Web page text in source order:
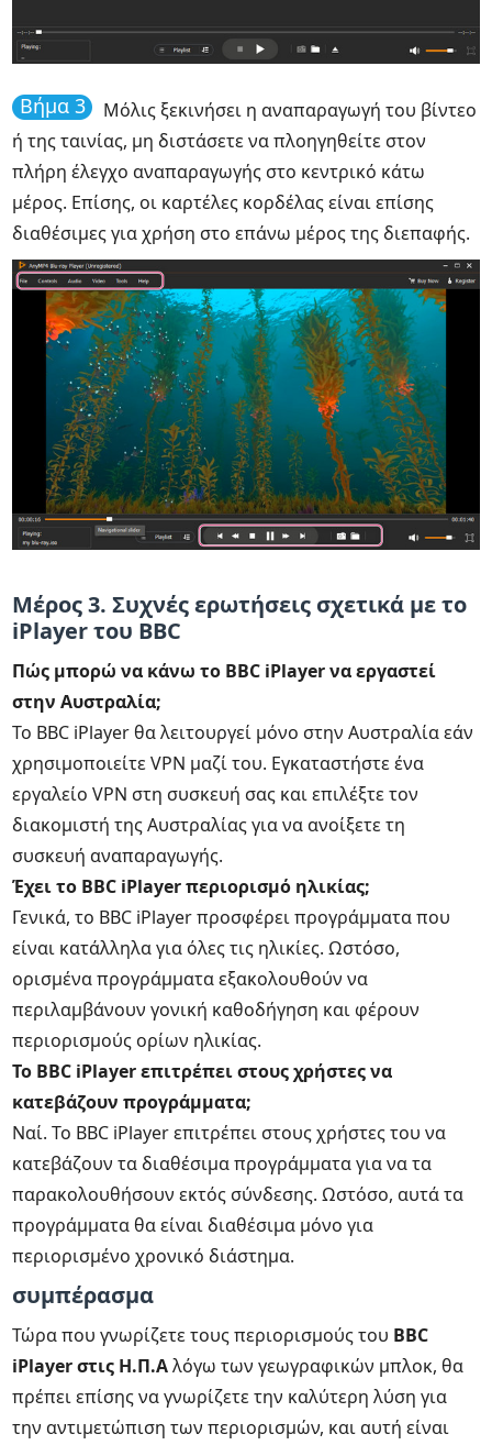
Βήμα 3
Μόλις ξεκινήσει η αναπαραγωγή του βίντεο
ή της ταινίας, μη διστάσετε να πλοηγηθείτε στον
πλήρη έλεγχο αναπαραγωγής στο κεντρικό κάτω
μέρος. Επίσης, οι καρτέλες κορδέλας είναι επίσης
διαθέσιμες για χρήση στο επάνω μέρος της διεπαφής.
Μέρος 3. Συχνές ερωτήσεις σχετικά με το
iPlayer του BBC
Πώς μπορώ να κάνω το BBC iPlayer να εργαστεί
στην Αυστραλία;
Το BBC iPlayer θα λειτουργεί μόνο στην Αυστραλία εάν
χρησιμοποιείτε VPN μαζί του. Εγκαταστήστε ένα
εργαλείο VPN στη συσκευή σας και επιλέξτε τον
διακομιστή της Αυστραλίας για να ανοίξετε τη
συσκευή αναπαραγωγής.
Έχει το BBC iPlayer περιορισμό ηλικίας;
Γενικά, το BBC iPlayer προσφέρει προγράμματα που
είναι κατάλληλα για όλες τις ηλικίες. Ωστόσο,
ορισμένα προγράμματα εξακολουθούν να
περιλαμβάνουν γονική καθοδήγηση και φέρουν
περιορισμούς ορίων ηλικίας.
Το BBC iPlayer επιτρέπει στους χρήστες να
κατεβάζουν προγράμματα;
Ναί. Το BBC iPlayer επιτρέπει στους χρήστες του να
κατεβάζουν τα διαθέσιμα προγράμματα για να τα
παρακολουθήσουν εκτός σύνδεσης. Ωστόσο, αυτά τα
προγράμματα θα είναι διαθέσιμα μόνο για
περιορισμένο χρονικό διάστημα.
συμπέρασμα
Τώρα που γνωρίζετε τους περιορισμούς του BBC
iPlayer στις Η.Π.Αλόγω των γεωγραφικών μπλοκ, θα
πρέπει επίσης να γνωρίζετε την καλύτερη λύση για
την αντιμετώπιση των περιορισμών, και αυτή είναι